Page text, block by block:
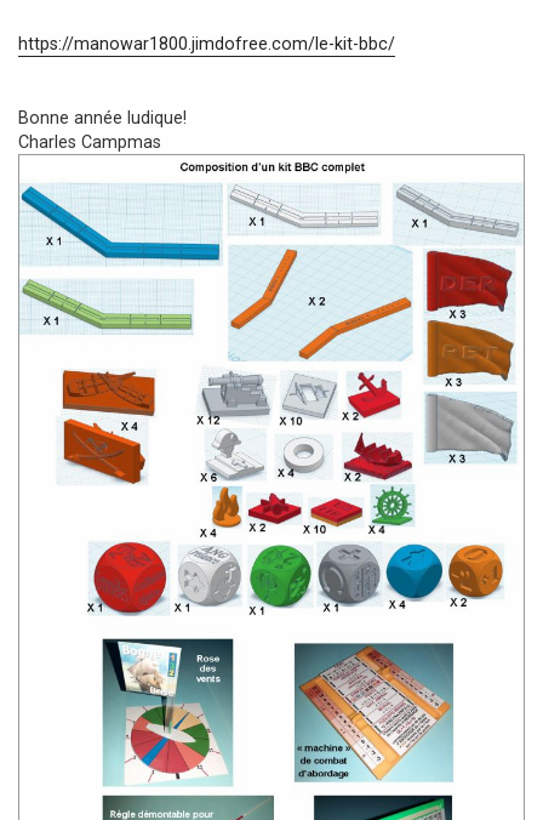
https://manowar1800.jimdofree.com/le-kit-bbc/
Bonne année ludique!
Charles Campmas